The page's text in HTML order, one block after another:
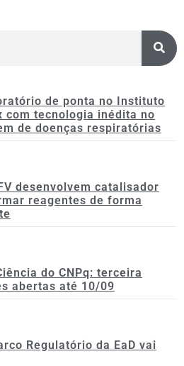
de ponta no Instituto
com tecnologia inédita no
de doenças respiratórias
desenvolvem catalisador
reagentes de forma
do CNPq: terceira
abertas até 10/09
Regulatório da EaD vai